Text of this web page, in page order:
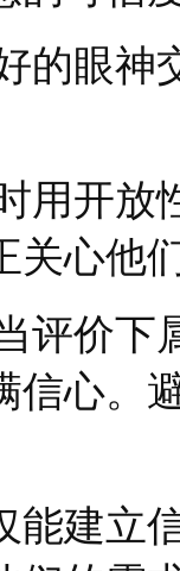
的自
焦一
体语
，甚
、面
易相
和节